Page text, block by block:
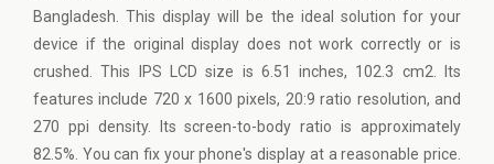
Bangladesh. This display will be the ideal solution for your
device if the original display does not work correctly or is
crushed. This IPS LCD size is 6.51 inches, 102.3 cm2. Its
features include 720 x 1600 pixels, 20:9 ratio resolution, and
270 ppi density. Its screen-to-body ratio is approximately
82.5%. You can fix your phone's display at a reasonable price.